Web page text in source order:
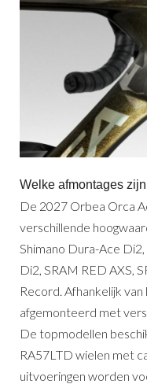
Welke afmontages
De 2027 Orbea Orca
verschillende
Shimano Dura-Ace
Di2, SRAM RED AXS,
Record. Afhankelijk
afgemonteerd met
De topmodellen
RA57LTD wielen met
uitvoeringen worden